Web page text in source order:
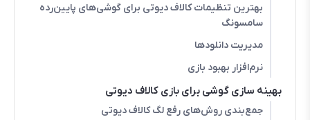
بهترین تنظیمات کالاف دیوتی برای گوشی‌های پایین‌رده
سامسونگ
مدیریت دانلودها
نرم‌افزار بهبود بازی
بهینه سازی گوشی برای بازی کالاف دیوتی
جمع‌بندی روش‌های رفع لگ کالاف دیوتی